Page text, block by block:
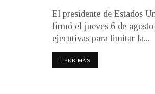
El presidente de Estados
firmó el jueves 6 de agosto
ejecutivas para limitar la...
LEER MÁS